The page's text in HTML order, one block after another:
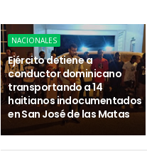
NACIONALES
Ejército detiene a
conductor dominicano
transportando a 14
haitianos indocumentados
en San José de las Matas